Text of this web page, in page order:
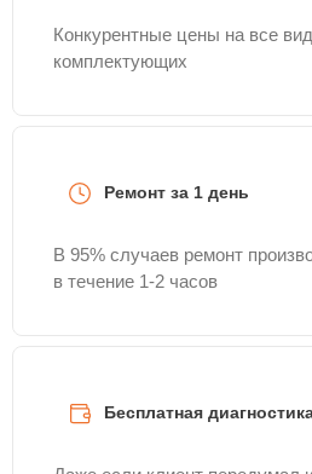
Конкурентные цены на все
комплектующих
Ремонт за 1 день
В 95% случаев ремонт
в течение 1-2 часов
Бесплатная